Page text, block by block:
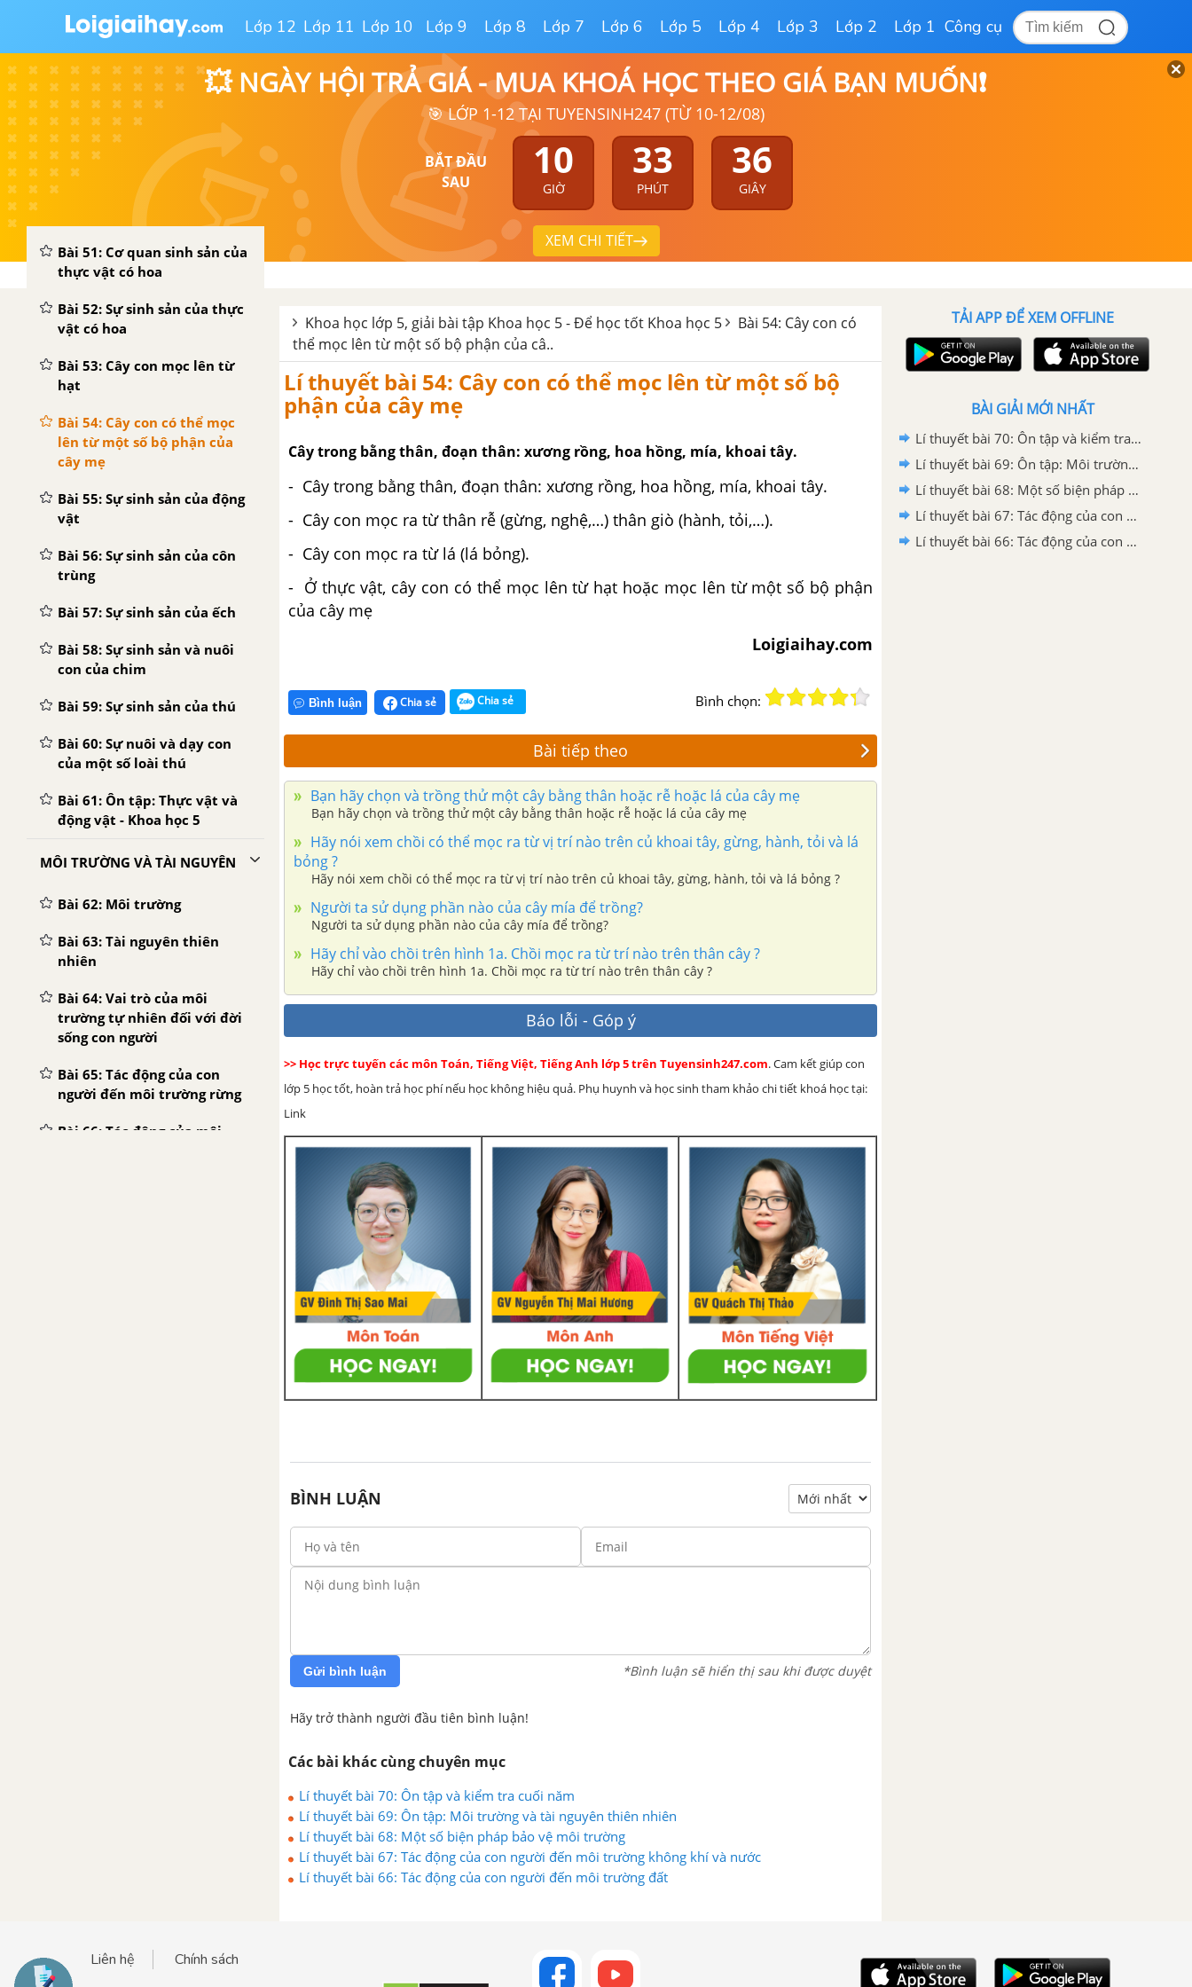
Lớp 12 Lớp 11 Lớp 10 Lớp 9 Lớp 8 Lớp 7 Lớp 6 Lớp 5 Lớp 4 Lớp 3 Lớp 2 Lớp 1 Công cụ
💥 NGÀY HỘI TRẢ GIÁ - MUA KHOÁ HỌC THEO GIÁ BẠN MUỐN❗
🎯 LỚP 1-12 TẠI TUYENSINH247 (TỪ 10-12/08)
BẮT ĐẦU
SAU
10
GIỜ
33
PHÚT
35
GIÂY
XEM CHI TIẾT
Bài 48: An toàn và tránh lãng
Bài 49 - 50: Ôn tập: Vật chất
và năng lượng
Bài 51: Cơ quan sinh sản của
thực vật có hoa
Bài 52: Sự sinh sản của thực
vật có hoa
Bài 53: Cây con mọc lên từ
hạt
Bài 54: Cây con có thể mọc
lên từ một số bộ phận của
cây mẹ
Bài 55: Sự sinh sản của động
vật
Bài 56: Sự sinh sản của côn
trùng
Bài 57: Sự sinh sản của ếch
Bài 58: Sự sinh sản và nuôi
con của chim
Bài 59: Sự sinh sản của thú
Bài 60: Sự nuôi và dạy con
của một số loài thú
Bài 61: Ôn tập: Thực vật và
động vật - Khoa học 5
MÔI TRƯỜNG VÀ TÀI NGUYÊN
Bài 62: Môi trường
Bài 63: Tài nguyên thiên
nhiên
Bài 64: Vai trò của môi
trường tự nhiên đối với đời
sống con người
Bài 65: Tác động của con
người đến môi trường rừng
Bài 66: Tác động của môi
Khoa học lớp 5, giải bài tập Khoa học 5 - Để học tốt Khoa học 5
Bài 54: Cây con có
thể mọc lên từ một số bộ phận của câ..
Lí thuyết bài 54: Cây con có thể mọc lên từ một số bộ
phận của cây mẹ
Cây trong bằng thân, đoạn thân: xương rồng, hoa hồng, mía, khoai tây.
- Cây trong bằng thân, đoạn thân: xương rồng, hoa hồng, mía, khoai tây.
- Cây con mọc ra từ thân rễ (gừng, nghệ,…) thân giò (hành, tỏi,…).
- Cây con mọc ra từ lá (lá bỏng).
- Ở thực vật, cây con có thể mọc lên từ hạt hoặc mọc lên từ một số bộ phận
của cây mẹ
Loigiaihay.com
Bình luận Chia sẻ Chia sẻ Bình chọn:
Bài tiếp theo
Bạn hãy chọn và trồng thử một cây bằng thân hoặc rễ hoặc lá của cây mẹ
Bạn hãy chọn và trồng thử một cây bằng thân hoặc rễ hoặc lá của cây mẹ
Hãy nói xem chồi có thể mọc ra từ vị trí nào trên củ khoai tây, gừng, hành, tỏi và lá
bỏng ?
Hãy nói xem chồi có thể mọc ra từ vị trí nào trên củ khoai tây, gừng, hành, tỏi và lá bỏng ?
Người ta sử dụng phần nào của cây mía để trồng?
Người ta sử dụng phần nào của cây mía để trồng?
Hãy chỉ vào chồi trên hình 1a. Chồi mọc ra từ trí nào trên thân cây ?
Hãy chỉ vào chồi trên hình 1a. Chồi mọc ra từ trí nào trên thân cây ?
Báo lỗi - Góp ý
>> Học trực tuyến các môn Toán, Tiếng Việt, Tiếng Anh lớp 5 trên Tuyensinh247.com. Cam kết giúp con
lớp 5 học tốt, hoàn trả học phí nếu học không hiệu quả. Phụ huynh và học sinh tham khảo chi tiết khoá học tại:
Link
BÌNH LUẬN
Gửi bình luận *Bình luận sẽ hiển thị sau khi được duyệt
Hãy trở thành người đầu tiên bình luận!
Các bài khác cùng chuyên mục
Lí thuyết bài 70: Ôn tập và kiểm tra cuối năm
Lí thuyết bài 69: Ôn tập: Môi trường và tài nguyên thiên nhiên
Lí thuyết bài 68: Một số biện pháp bảo vệ môi trường
Lí thuyết bài 67: Tác động của con người đến môi trường không khí và nước
Lí thuyết bài 66: Tác động của con người đến môi trường đất
TẢI APP ĐỂ XEM OFFLINE
BÀI GIẢI MỚI NHẤT
Lí thuyết bài 70: Ôn tập và kiểm tra cuối năm
Lí thuyết bài 69: Ôn tập: Môi trường và tài nguyên thiên nhiên
Lí thuyết bài 68: Một số biện pháp bảo vệ môi trường
Lí thuyết bài 67: Tác động của con người đến môi trường không khí và nước
Lí thuyết bài 66: Tác động của con người đến môi trường đất
Liên hệ Chính sách